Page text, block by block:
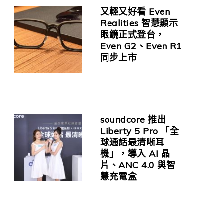
又輕又好看 Even
Realities 智慧顯示
眼鏡正式登台，
Even G2、Even R1
同步上市
soundcore 推出
Liberty 5 Pro 「全
球通話最清晰耳
機」，導入 AI 晶
片、ANC 4.0 與智
慧充電盒